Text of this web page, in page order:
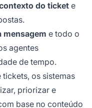
do ticket e
mensagem e todo o
agentes
de tempo.
os sistemas
priorizar e
base no conteúdo